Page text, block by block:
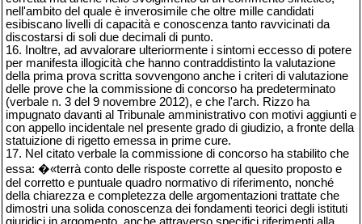
nell'ambito del quale è inverosimile che oltre mille candidati
esibiscano livelli di capacità e conoscenza tanto ravvicinati da
discostarsi di soli due decimali di punto.
16. Inoltre, ad avvalorare ulteriormente i sintomi eccesso di potere
per manifesta illogicità che hanno contraddistinto la valutazione
della prima prova scritta sovvengono anche i criteri di valutazione
delle prove che la commissione di concorso ha predeterminato
(verbale n. 3 del 9 novembre 2012), e che l'arch. Rizzo ha
impugnato davanti al Tribunale amministrativo con motivi aggiunti e
con appello incidentale nel presente grado di giudizio, a fronte della
statuizione di rigetto emessa in prime cure.
17. Nel citato verbale la commissione di concorso ha stabilito che
essa: �«terrà conto delle risposte corrette al quesito proposto e
del corretto e puntuale quadro normativo di riferimento, nonché
della chiarezza e completezza delle argomentazioni trattate che
dimostri una solida conoscenza dei fondamenti teorici degli istituti